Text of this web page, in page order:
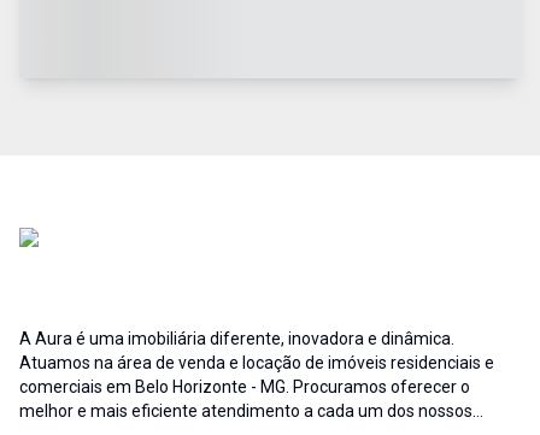
A Aura é uma imobiliária diferente, inovadora e dinâmica.
Atuamos na área de venda e locação de imóveis residenciais e
comerciais em Belo Horizonte - MG. Procuramos oferecer o
melhor e mais eficiente atendimento a cada um dos nossos